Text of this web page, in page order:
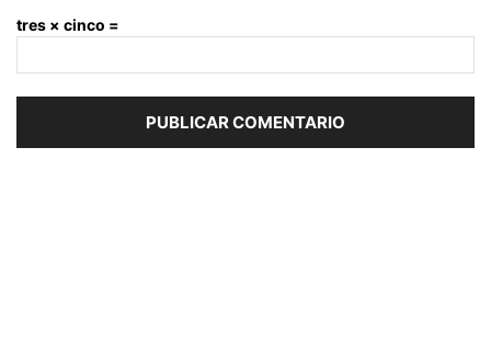
tres × cinco =